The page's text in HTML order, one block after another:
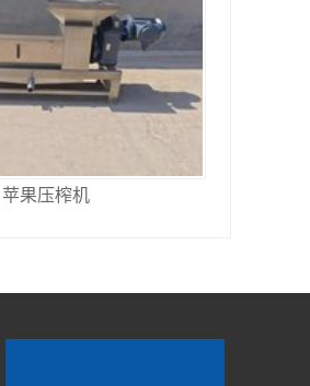
苹果压榨机